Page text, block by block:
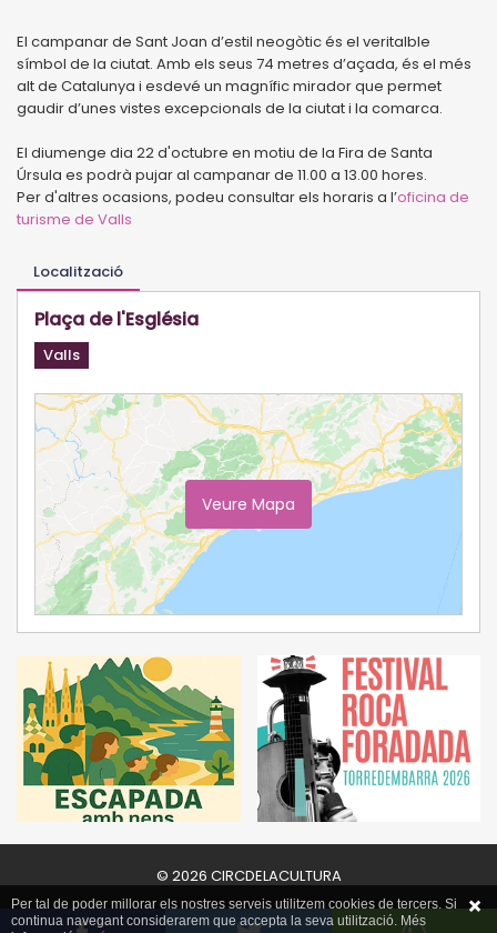
El campanar de Sant Joan d’estil neogòtic és el veritalble
símbol de la ciutat. Amb els seus 74 metres d’açada, és el més
alt de Catalunya i esdevé un magnífic mirador que permet
gaudir d’unes vistes excepcionals de la ciutat i la comarca.
El diumenge dia 22 d'octubre en motiu de la Fira de Santa
Úrsula es podrà pujar al campanar de 11.00 a 13.00 hores.
Per d'altres ocasions, podeu consultar els horaris a l’oficina de
turisme de Valls
Localització
Plaça de l'Església
Valls
Veure Mapa
© 2026 CIRCDELACULTURA
Per tal de poder millorar els nostres serveis utilitzem cookies de tercers. Si
continua navegant considerarem que accepta la seva utilització. Més